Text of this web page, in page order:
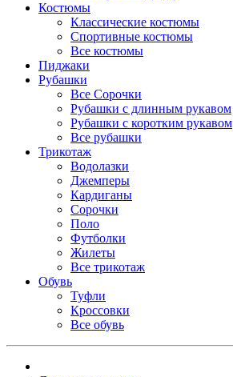
Костюмы
Классические костюмы
Спортивные костюмы
Все костюмы
Пиджаки
Рубашки
Все Сорочки
Рубашки с длинным рукавом
Рубашки с коротким рукавом
Все рубашки
Трикотаж
Водолазки
Джемперы
Кардиганы
Сорочки
Поло
Футболки
Жилеты
Все трикотаж
Обувь
Туфли
Кроссовки
Все обувь